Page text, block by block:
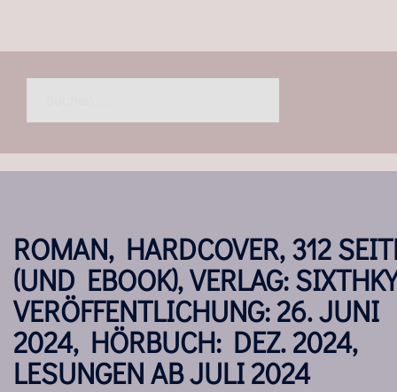
ROMAN, HARDCOVER, 312
(UND EBOOK), VERLAG:
VERÖFFENTLICHUNG: 26. JUNI
2024, HÖRBUCH: DEZ. 2024,
LESUNGEN AB JULI 2024